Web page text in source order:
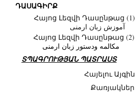
ԴԱՍԱԳԻՐՔ
Հայոց Լեզվի Դասընթաց (1)
آموزش زبان ارمنی
ՏՊԱԳՐՈՒԹՅԱՆ ՊԱՏՐԱՍՏ
Հայելու Այգին
Քառյակներ
Հայոց Լեզվի Դասընթաց (2)
مکالمه ودستور زبان ارمنی